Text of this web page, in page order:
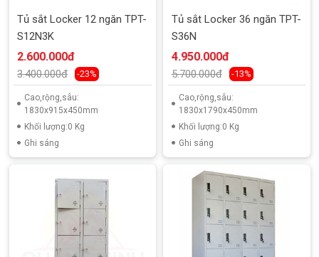
Tủ sắt Locker 12 ngăn TPT-
S12N3K
2.600.000đ
3.400.000đ -23%
Cao,rộng,sâu:
1830x915x450mm
Khối lượng:0 Kg
Ghi sáng
Tủ sắt Locker 36 ngăn TPT-
S36N
4.950.000đ
5.700.000đ -13%
Cao,rộng,sâu:
1830x1790x450mm
Khối lượng:0 Kg
Ghi sáng